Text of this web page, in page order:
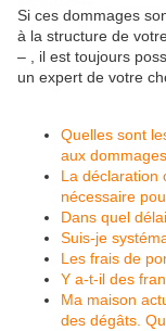
Si ces dommages
à la structure de
– , il est toujours
un expert de votre
Quelles sont
aux
La déclaration
nécessaire
Dans quel
Suis-je
Les frais de
Y a-t-il des
Ma maison
des dégâts.